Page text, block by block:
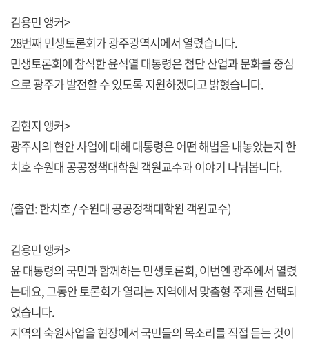
김용민 앵커>
28번째 민생토론회가 광주광역시에서 열렸습니다.
민생토론회에 참석한 윤석열 대통령은 첨단 산업과 문화를 중심
으로 광주가 발전할 수 있도록 지원하겠다고 밝혔습니다.
김현지 앵커>
광주시의 현안 사업에 대해 대통령은 어떤 해법을 내놓았는지 한
치호 수원대 공공정책대학원 객원교수과 이야기 나눠봅니다.
(출연: 한치호 / 수원대 공공정책대학원 객원교수)
김용민 앵커>
윤 대통령의 국민과 함께하는 민생토론회, 이번엔 광주에서 열렸
는데요, 그동안 토론회가 열리는 지역에서 맞춤형 주제를 선택되
었습니다.
지역의 숙원사업을 현장에서 국민들의 목소리를 직접 듣는 것이